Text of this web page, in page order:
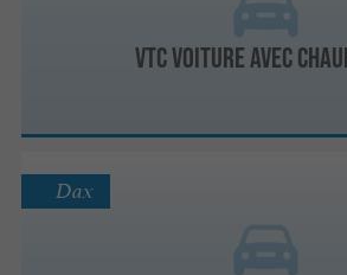
VTC Voiture avec
Dax